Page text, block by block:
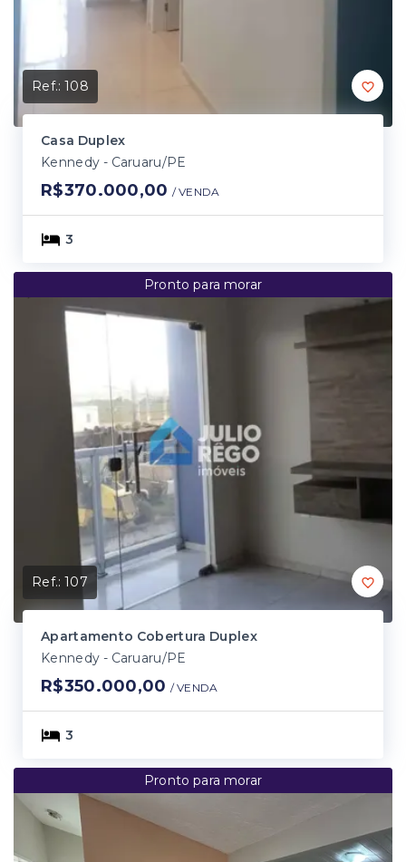
Ref.:108
Casa Duplex
Kennedy - Caruaru/PE
R$370.000,00 / VENDA
3
Pronto para morar
Ref.:107
Apartamento Cobertura Duplex
Kennedy - Caruaru/PE
R$350.000,00 / VENDA
3
Pronto para morar